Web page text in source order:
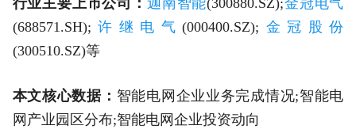
(688571.SH); 许继电气(000400.SZ); 金冠股份
(300510.SZ)等
本文核心数据： 智能电网企业业务完成情况;智能电
网产业园区分布;智能电网企业投资动向